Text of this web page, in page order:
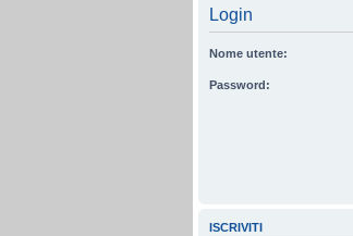
Login
Nome utente:
Password:
ISCRIVITI